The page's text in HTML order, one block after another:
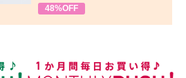
48%OFF